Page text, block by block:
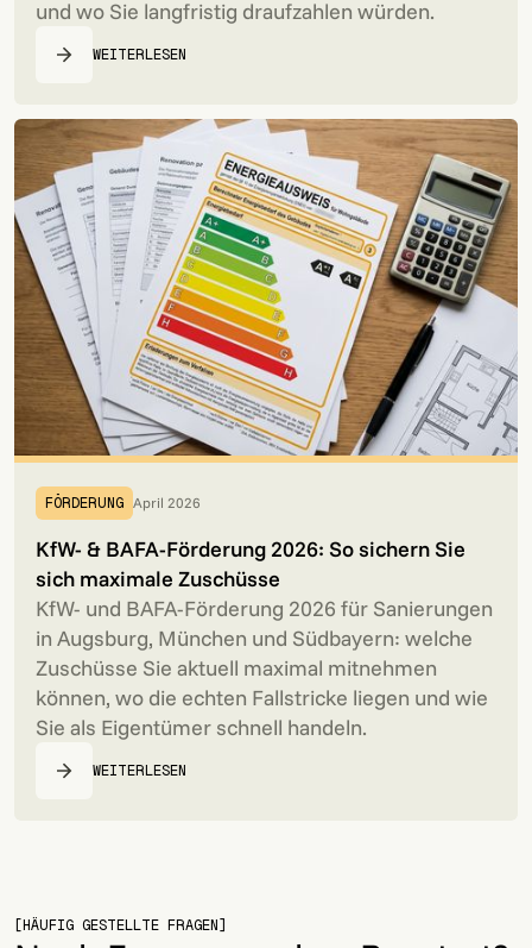
und wo Sie langfristig draufzahlen würden.
WEITERLESEN
FÖRDERUNG April 2026
KfW- & BAFA-Förderung 2026: So sichern Sie
sich maximale Zuschüsse
KfW- und BAFA-Förderung 2026 für Sanierungen
in Augsburg, München und Südbayern: welche
Zuschüsse Sie aktuell maximal mitnehmen
können, wo die echten Fallstricke liegen und wie
Sie als Eigentümer schnell handeln.
WEITERLESEN
[HÄUFIG GESTELLTE FRAGEN]